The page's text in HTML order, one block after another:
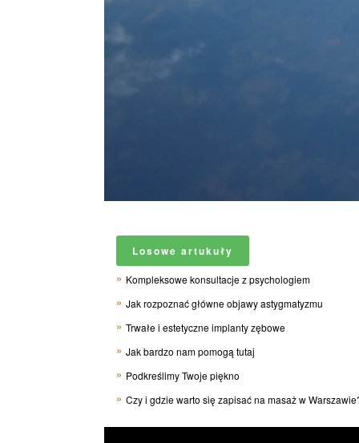
Losowe artukuły
Kompleksowe konsultacje z psychologiem
Jak rozpoznać główne objawy astygmatyzmu
Trwałe i estetyczne implanty zębowe
Jak bardzo nam pomogą tutaj
Podkreślimy Twoje piękno
Czy i gdzie warto się zapisać na masaż w